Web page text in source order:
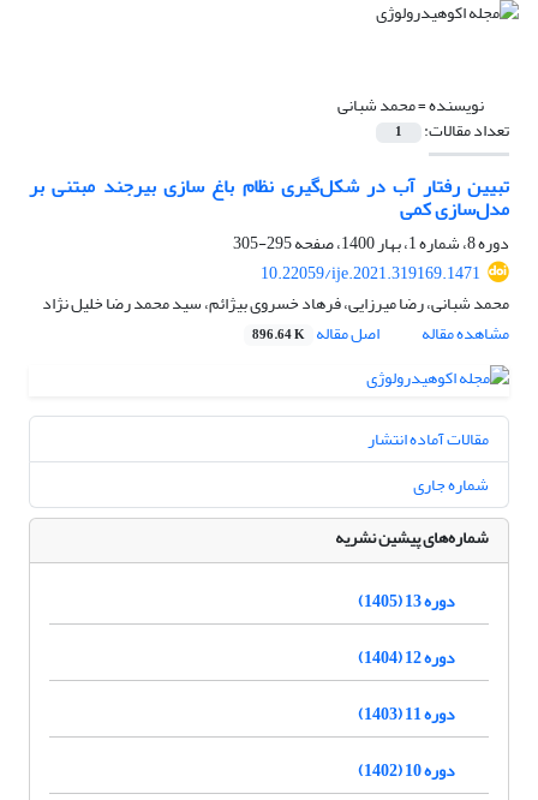
نویسنده =محمد شبانی
تعداد مقالات: 1
تبیین رفتار آب در شکل‌گیری نظام باغ سازی بیرجند مبتنی بر
مدل‌سازی کمی
دوره 8، شماره 1، بهار 1400، صفحه
295-305
10.22059/ije.2021.319169.1471
محمد شبانی، رضا میرزایی، فرهاد خسروی بیژائم، سید محمد رضا خلیل نژاد
مشاهده مقاله
اصل مقاله 896.64 K
مقالات آماده انتشار
شماره جاری
شماره‌های پیشین نشریه
دوره 13 (1405)
دوره 12 (1404)
دوره 11 (1403)
دوره 10 (1402)